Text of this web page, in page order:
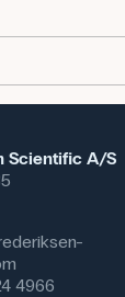
i organisk
og
fokus på
forbindelser.
mL
6
g/mol
Scientific A/S
4966